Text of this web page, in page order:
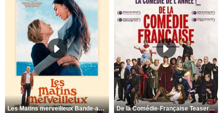
Les Matins merveilleux Bande-annonce VF De la Comédie-Française Teaser VF